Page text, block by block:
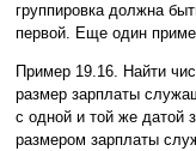
группировка должна
первой. Еще один
Пример 19.16. Найти
размер зарплаты
с одной и той же датой
размером зарплаты